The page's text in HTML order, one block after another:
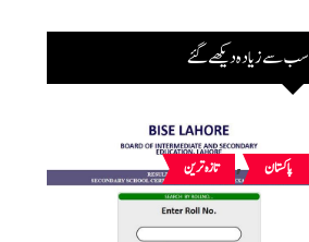
سب سے زیادہ دیکھے گئے
پاکستان , تازہ ترین